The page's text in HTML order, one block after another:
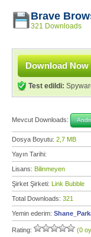
Brave
321 Downloads
Download Now
Test edildi:
Mevcut Downloads:
Dosya Boyutu: 2,7 MB
Yayın Tarihi:
Lisans: Bilinmeyen
Şirket Şirketi: Link Bubble
Total Downloads: 321
Yemin ederim:
Rating: (0